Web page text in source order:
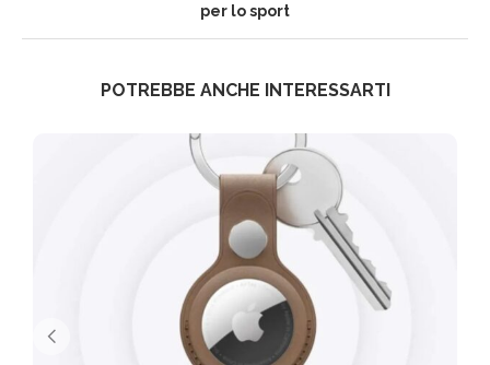
per lo sport
POTREBBE ANCHE INTERESSARTI